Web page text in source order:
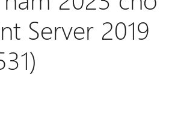
Server 2019